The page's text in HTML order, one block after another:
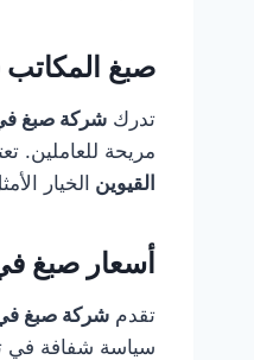
صبغ المكاتب
تدرك شركة صبغ
مريحة للعاملين.
القيوين الخيار
أسعار صبغ
تقدم شركة صبغ في
سياسة شفافة في